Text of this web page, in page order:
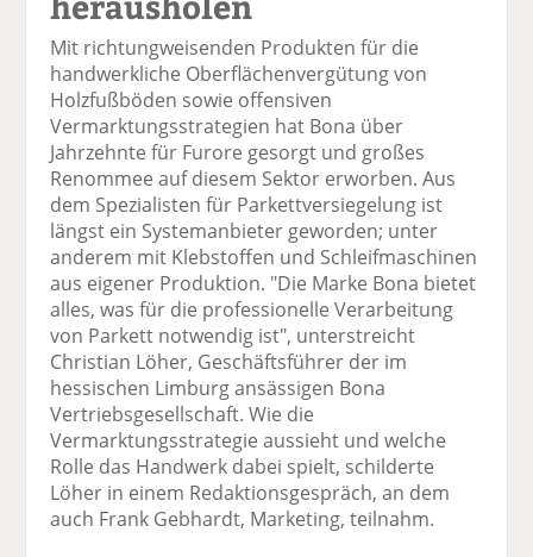
Mit richtungweisenden Produkten für die
handwerkliche Oberflächenvergütung von
Holzfußböden sowie offensiven
Vermarktungsstrategien hat Bona über
Jahrzehnte für Furore gesorgt und großes
Renommee auf diesem Sektor erworben. Aus
dem Spezialisten für Parkettversiegelung ist
längst ein Systemanbieter geworden; unter
anderem mit Klebstoffen und Schleifmaschinen
aus eigener Produktion. "Die Marke Bona bietet
alles, was für die professionelle Verarbeitung
von Parkett notwendig ist", unterstreicht
Christian Löher, Geschäftsführer der im
hessischen Limburg ansässigen Bona
Vertriebsgesellschaft. Wie die
Vermarktungsstrategie aussieht und welche
Rolle das Handwerk dabei spielt, schilderte
Löher in einem Redaktionsgespräch, an dem
auch Frank Gebhardt, Marketing, teilnahm.